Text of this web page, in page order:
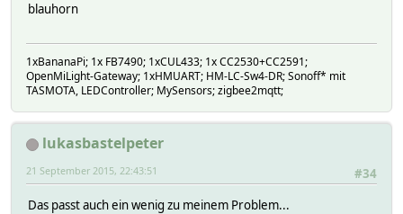
blauhorn
1xBananaPi; 1x FB7490; 1xCUL433; 1x CC2530+CC2591;
OpenMiLight-Gateway; 1xHMUART; HM-LC-Sw4-DR; Sonoff* mit
TASMOTA, LEDController; MySensors; zigbee2mqtt;
lukasbastelpeter
#34
21 September 2015, 22:43:51
Das passt auch ein wenig zu meinem Problem...